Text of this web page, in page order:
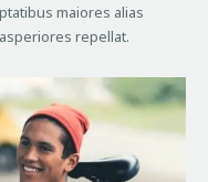
maiores alias
repellat.